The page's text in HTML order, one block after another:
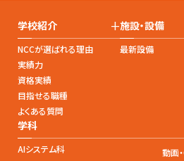
学校紹介 +
NCCが選ばれる理由
実績力
資格実績
目指せる職種
よくある質問
施設・設備
最新設備
学科
AIシステム科
動画